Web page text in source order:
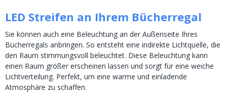
LED Streifen an Ihrem Bücherregal
Sie können auch eine Beleuchtung an der Außenseite Ihres
Bücherregals anbringen. So entsteht eine indirekte Lichtquelle, die
den Raum stimmungsvoll beleuchtet. Diese Beleuchtung kann
einen Raum größer erscheinen lassen und sorgt für eine weiche
Lichtverteilung. Perfekt, um eine warme und einladende
Atmosphäre zu schaffen.